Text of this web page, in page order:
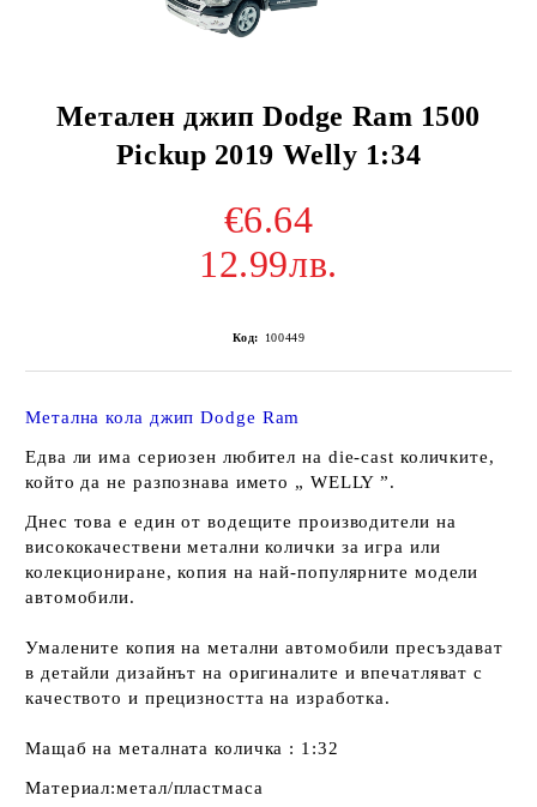
Метален джип Dodge Ram 1500
Pickup 2019 Welly 1:34
€6.64
12.99лв.
Код: 100449
Метална кола джип Dodge Ram
Едва ли има сериозен любител на die-cast количките,
който да не разпознава името „ WELLY ”.
Днес това е един от водещите производители на
висококачествени метални колички за игра или
колекциониране, копия на най-популярните модели
автомобили.
Умалените копия на метални автомобили пресъздават
в детайли дизайнът на оригиналите и впечатляват с
качеството и прецизността на изработка.
Мащаб на металната количка : 1:32
Материал:метал/пластмаса